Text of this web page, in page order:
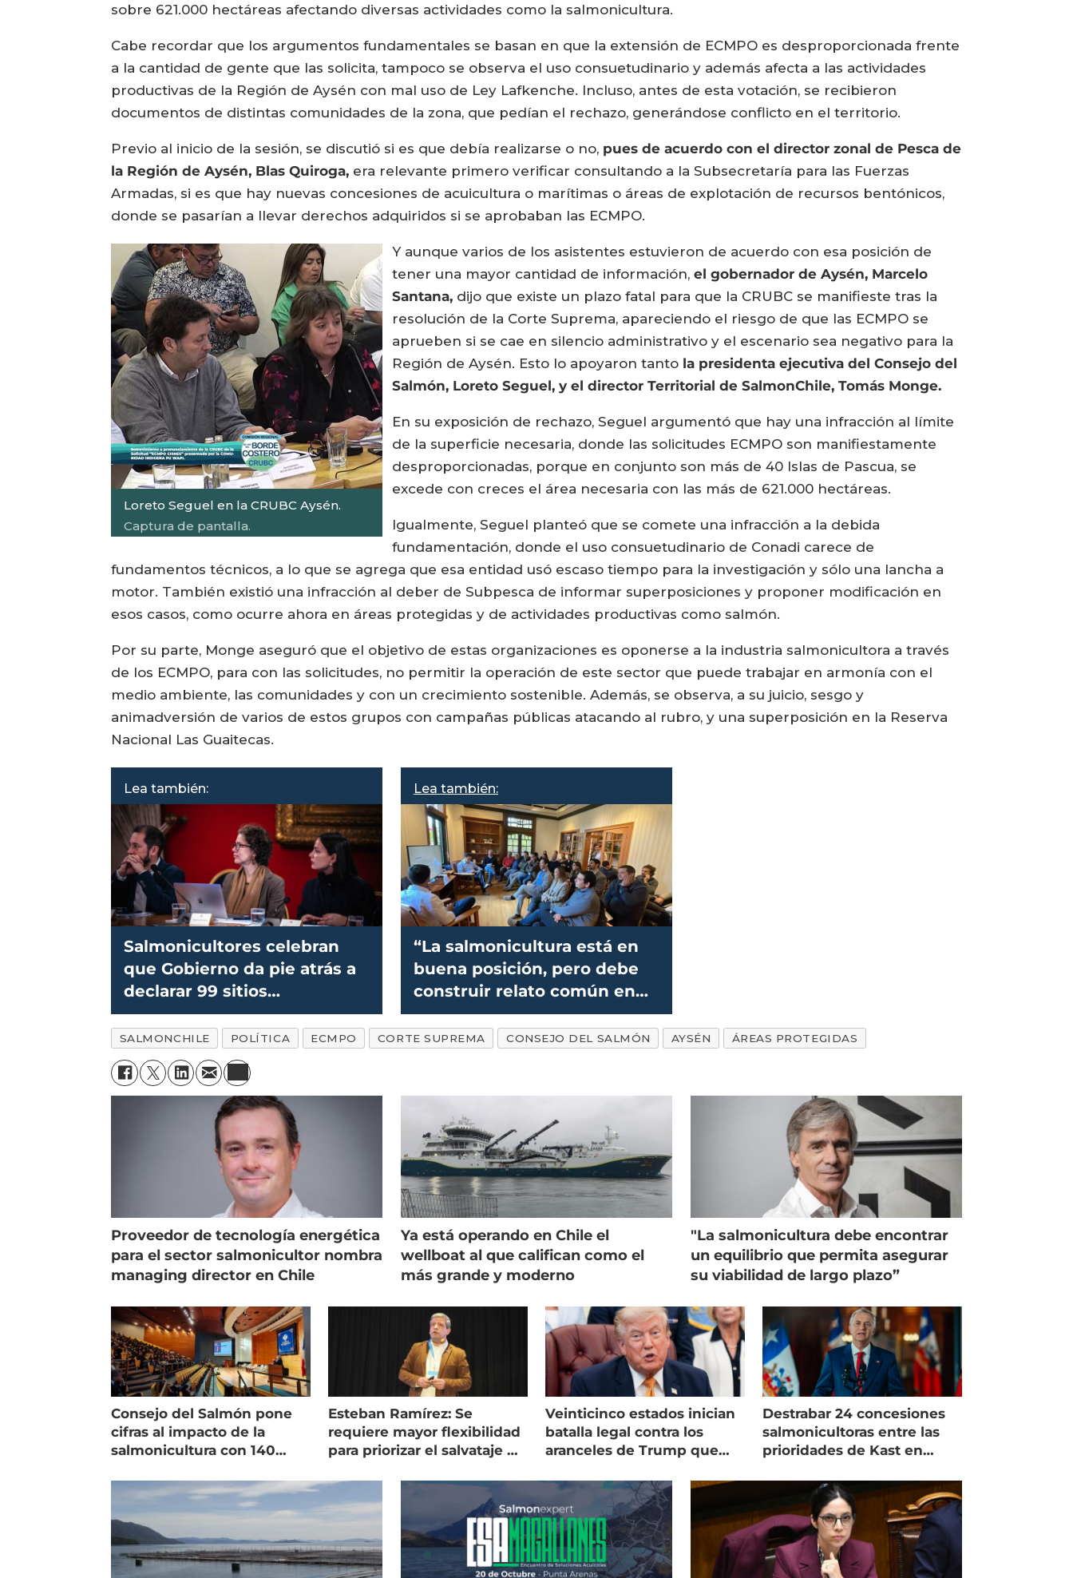
sobre 621.000 hectáreas afectando diversas actividades como la salmonicultura.
Cabe recordar que los argumentos fundamentales se basan en que la extensión de ECMPO es desproporcionada frente
a la cantidad de gente que las solicita, tampoco se observa el uso consuetudinario y además afecta a las actividades
productivas de la Región de Aysén con mal uso de Ley Lafkenche. Incluso, antes de esta votación, se recibieron
documentos de distintas comunidades de la zona, que pedían el rechazo, generándose conflicto en el territorio.
Previo al inicio de la sesión, se discutió si es que debía realizarse o no, pues de acuerdo con el director zonal de Pesca de
la Región de Aysén, Blas Quiroga, era relevante primero verificar consultando a la Subsecretaría para las Fuerzas
Armadas, si es que hay nuevas concesiones de acuicultura o marítimas o áreas de explotación de recursos bentónicos,
donde se pasarían a llevar derechos adquiridos si se aprobaban las ECMPO.
Loreto Seguel en la CRUBC Aysén.
Captura de pantalla.
Y aunque varios de los asistentes estuvieron de acuerdo con esa posición de
tener una mayor cantidad de información, el gobernador de Aysén, Marcelo
Santana,dijo que existe un plazo fatal para que la CRUBC se manifieste tras la
resolución de la Corte Suprema, apareciendo el riesgo de que las ECMPO se
aprueben si se cae en silencio administrativo y el escenario sea negativo para la
Región de Aysén. Esto lo apoyaron tanto la presidenta ejecutiva del Consejo del
Salmón, Loreto Seguel, y el director Territorial de SalmonChile, Tomás Monge.
En su exposición de rechazo, Seguel argumentó que hay una infracción al límite
de la superficie necesaria, donde las solicitudes ECMPO son manifiestamente
desproporcionadas, porque en conjunto son más de 40 Islas de Pascua, se
excede con creces el área necesaria con las más de 621.000 hectáreas.
Igualmente, Seguel planteó que se comete una infracción a la debida
fundamentación, donde el uso consuetudinario de Conadi carece de
fundamentos técnicos, a lo que se agrega que esa entidad usó escaso tiempo para la investigación y sólo una lancha a
motor. También existió una infracción al deber de Subpesca de informar superposiciones y proponer modificación en
esos casos, como ocurre ahora en áreas protegidas y de actividades productivas como salmón.
Por su parte, Monge aseguró que el objetivo de estas organizaciones es oponerse a la industria salmonicultora a través
de los ECMPO, para con las solicitudes, no permitir la operación de este sector que puede trabajar en armonía con el
medio ambiente, las comunidades y con un crecimiento sostenible. Además, se observa, a su juicio, sesgo y
animadversión de varios de estos grupos con campañas públicas atacando al rubro, y una superposición en la Reserva
Nacional Las Guaitecas.
Lea también:
Salmonicultores celebran
que Gobierno da pie atrás a
declarar 99 sitios
prioritarios… pero
mantienen alerta
Lea también:
“La salmonicultura está en
buena posición, pero debe
construir relato común en
torno a la colaboración”
SALMONCHILE POLÍTICA ECMPO CORTE SUPREMA CONSEJO DEL SALMÓN AYSÉN ÁREAS PROTEGIDAS
Proveedor de tecnología energética
para el sector salmonicultor nombra
managing director en Chile
Ya está operando en Chile el
wellboat al que califican como el
más grande y moderno
"La salmonicultura debe encontrar
un equilibrio que permita asegurar
su viabilidad de largo plazo”
Consejo del Salmón pone
cifras al impacto de la
salmonicultura con 140
Esteban Ramírez: Se
requiere mayor flexibilidad
para priorizar el salvataje de
Veinticinco estados inician
batalla legal contra los
aranceles de Trump que
Destrabar 24 concesiones
salmonicultoras entre las
prioridades de Kast en